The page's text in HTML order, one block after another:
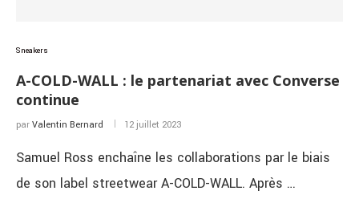
Sneakers
A-COLD-WALL : le partenariat avec Converse
continue
par Valentin Bernard 12 juillet 2023
Samuel Ross enchaîne les collaborations par le biais
de son label streetwear A-COLD-WALL. Après …